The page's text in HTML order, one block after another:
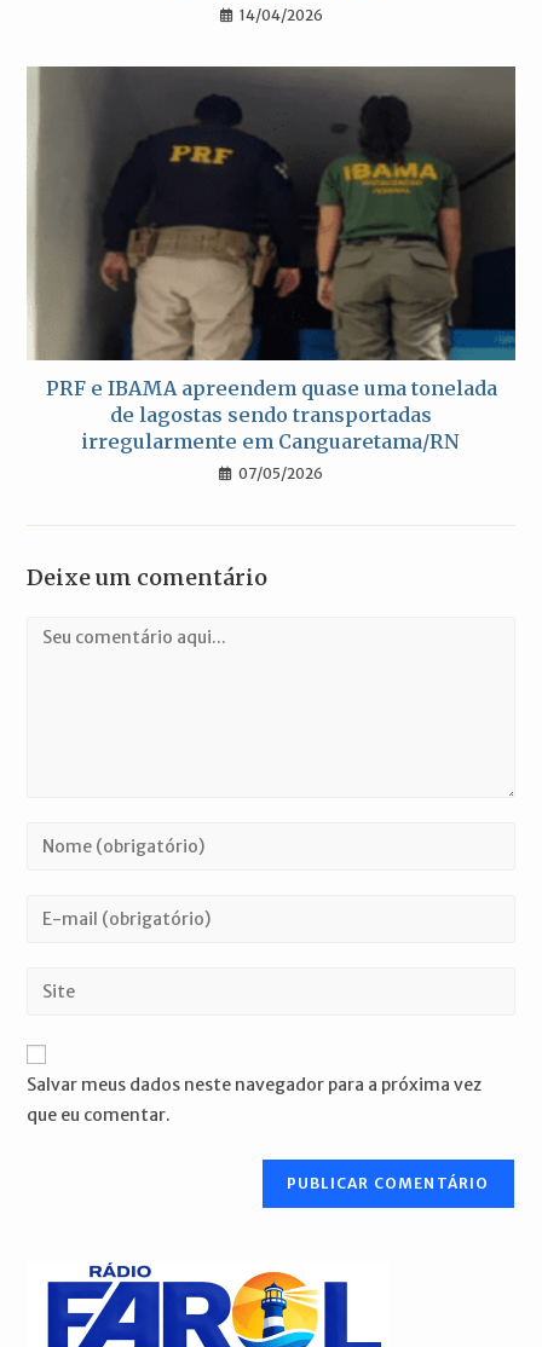
14/04/2026
PRF e IBAMA apreendem quase uma tonelada
de lagostas sendo transportadas
irregularmente em Canguaretama/RN
07/05/2026
Deixe um comentário
Comentário
Digite
ou
de
para
comentar
Digite
de
mail
para
comentar
Digite
URL
do
site
Salvar meus dados neste navegador para a próxima vez
que eu comentar.